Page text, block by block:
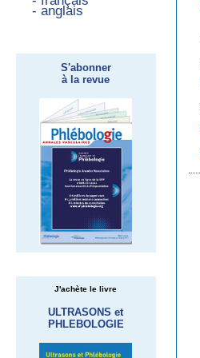
- anglais
S'abonner
à la revue
J'achète le livre
ULTRASONS et
PHLEBOLOGIE